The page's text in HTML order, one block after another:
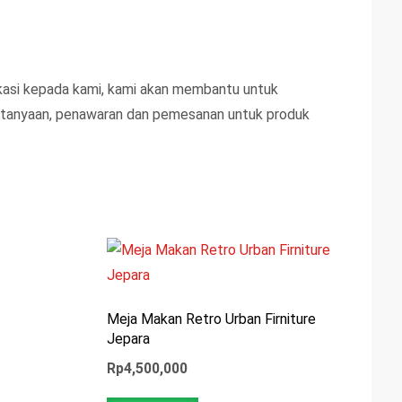
kepada kami, kami akan membantu untuk
penawaran dan pemesanan untuk produk
Meja Makan Retro Urban Firniture
Jepara
Rp4,500,000